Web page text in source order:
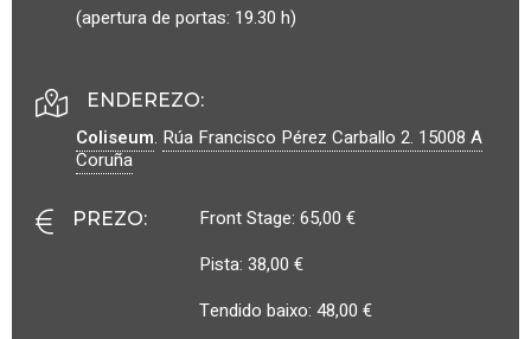
(apertura de portas: 19.30 h)
ENDEREZO:
Coliseum. Rúa Francisco Pérez Carballo 2. 15008 A
Coruña
PREZO:
Front Stage: 65,00 €
Pista: 38,00 €
Tendido baixo: 48,00 €